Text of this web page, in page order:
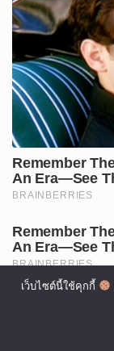
เว็บไซต์นี้ใช้คุกกี้